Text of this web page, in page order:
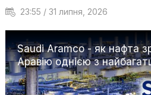
23:55 / 31 липня, 2026
Saudi Aramco - як нафта
Аравію однією з